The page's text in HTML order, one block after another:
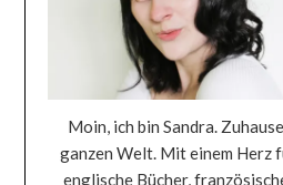
Moin, ich bin Sandra.
ganzen Welt. Mit einem Herz
englische Bücher,